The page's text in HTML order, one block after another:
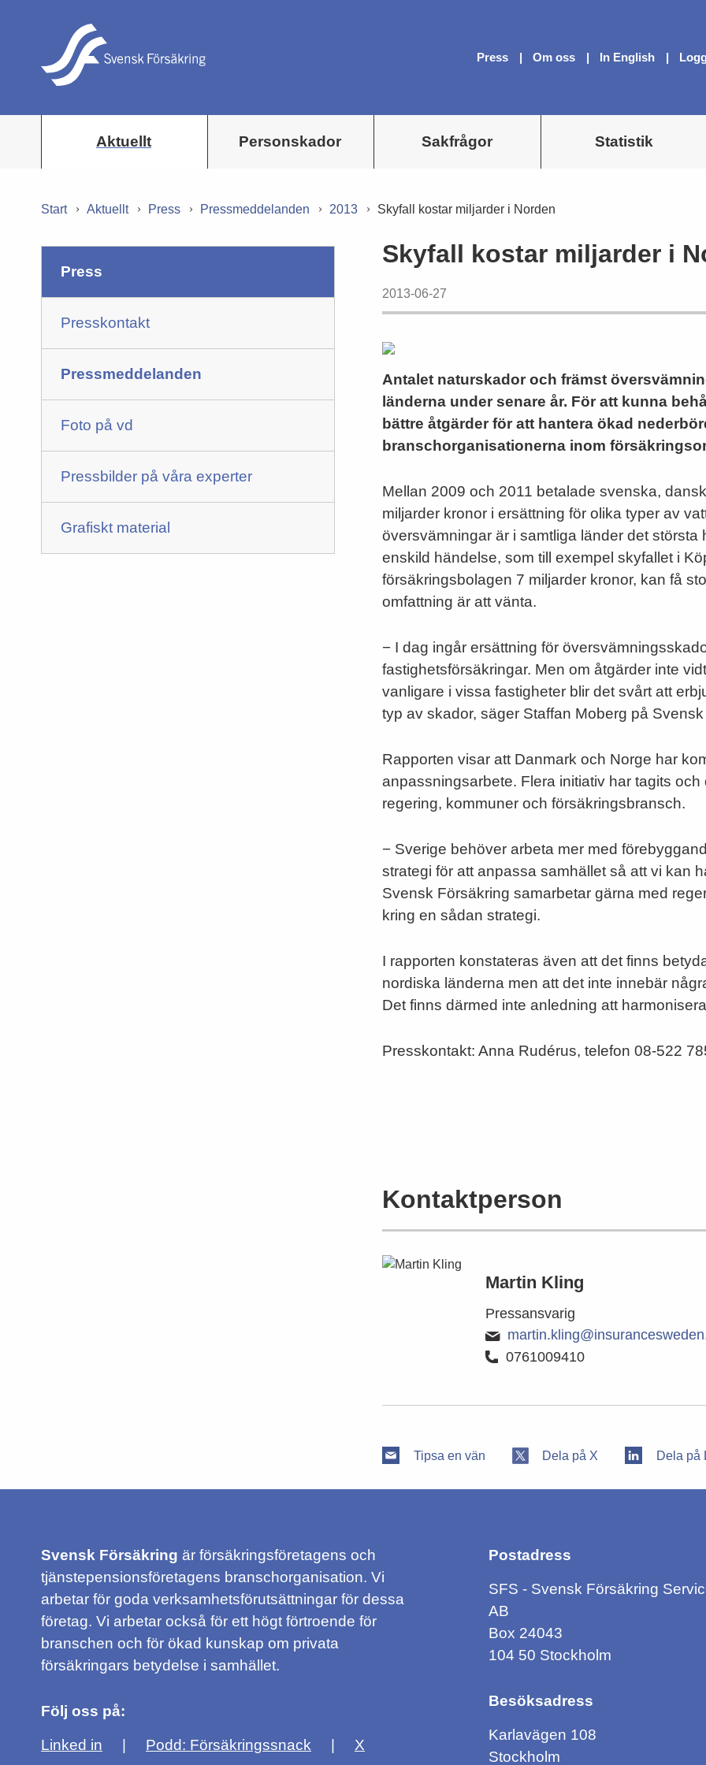
Press Om oss In English
Aktuellt Personskador Sakfrågor Statistik
Start Aktuellt Press Pressmeddelanden 2013 Skyfall kostar miljarder i Norden
press
Presskontakt
Pressmeddelanden
Foto på vd
Pressbilder på våra experter
Grafiskt material
Skyfall kostar miljarder i
2013-06-27
Antalet naturskador och främst
länderna under senare år. För att kunna
bättre åtgärder för att hantera ökad
branschorganisationerna inom
Mellan 2009 och 2011 betalade svenska,
miljarder kronor i ersättning för olika typer av
översvämningar är i samtliga länder det
enskild händelse, som till exempel skyfallet i
försäkringsbolagen 7 miljarder kronor, kan få
omfattning är att vänta.
− I dag ingår ersättning för
fastighetsförsäkringar. Men om åtgärder inte
vanligare i vissa fastigheter blir det svårt att
typ av skador, säger Staffan Moberg på
Rapporten visar att Danmark och Norge har
anpassningsarbete. Flera initiativ har tagits
regering, kommuner och försäkringsbransch.
− Sverige behöver arbeta mer med
strategi för att anpassa samhället så att vi kan
Svensk Försäkring samarbetar gärna med
kring en sådan strategi.
I rapporten konstateras även att det finns
nordiska länderna men att det inte innebär
Det finns därmed inte anledning att
Presskontakt: Anna Rudérus, telefon 08-522
Kontaktperson
Martin Kling
Pressansvarig
0761009410
Tipsa en vän Dela på X Dela på
Svensk Försäkring är försäkringsföretagens och
tjänstepensionsföretagens branschorganisation. Vi
arbetar för goda verksamhetsförutsättningar för dessa
företag. Vi arbetar också för ett högt förtroende för
branschen och för ökad kunskap om privata
försäkringars betydelse i samhället.
Följ oss på:
Linked in Podd: Försäkringssnack X
Postadress
SFS - Svensk Försäkring
AB
Box 24043
104 50 Stockholm
Besöksadress
Karlavägen 108
Stockholm